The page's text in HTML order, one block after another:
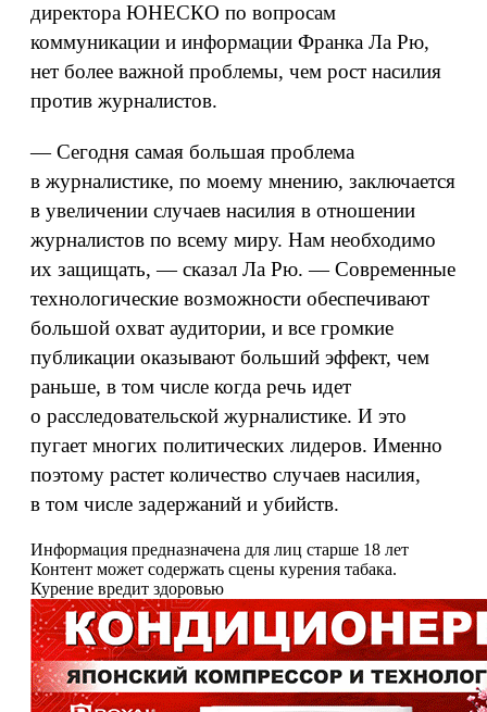
директора ЮНЕСКО по вопросам
коммуникации и информации Франка Ла Рю,
нет более важной проблемы, чем рост насилия
против журналистов.
— Сегодня самая большая проблема
в журналистике, по моему мнению, заключается
в увеличении случаев насилия в отношении
журналистов по всему миру. Нам необходимо
их защищать, — сказал Ла Рю. — Современные
технологические возможности обеспечивают
большой охват аудитории, и все громкие
публикации оказывают больший эффект, чем
раньше, в том числе когда речь идет
о расследовательской журналистике. И это
пугает многих политических лидеров. Именно
поэтому растет количество случаев насилия,
в том числе задержаний и убийств.
Информация предназначена для лиц старше 18 лет
Контент может содержать сцены курения табака.
Курение вредит здоровью